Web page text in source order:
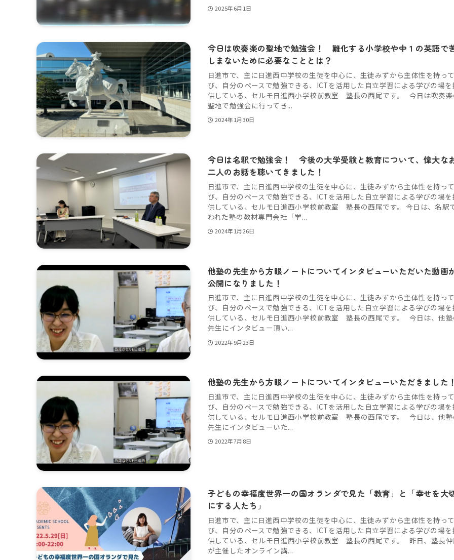
2025年6月1日
今日は吹奏楽の聖地で勉強会！ 難化する小学校や中１の英語で
しまないために必要なこととは？
日進市で、主に日進西中学校の生徒を中心に、生徒みずから主体性を持っ
び、自分のペースで勉強できる、ICTを活用した自立学習による学びの場を
供している、セルモ日進西小学校前教室 塾長の西尾です。 今日は吹奏楽
聖地で勉強会に行ってき...
2024年1月30日
今日は名駅で勉強会！ 今後の大学受験と教育について、偉大な
二人のお話を聴いてきました！
日進市で、主に日進西中学校の生徒を中心に、生徒みずから主体性を持っ
び、自分のペースで勉強できる、ICTを活用した自立学習による学びの場を
供している、セルモ日進西小学校前教室 塾長の西尾です。 今日は、名駅
われた塾の教材専門会社「学...
2024年1月26日
他塾の先生から方眼ノートについてインタビューいただいた動画
公開になりました！
日進市で、主に日進西中学校の生徒を中心に、生徒みずから主体性を持っ
び、自分のペースで勉強できる、ICTを活用した自立学習による学びの場を
供している、セルモ日進西小学校前教室 塾長の西尾です。 今日は、他塾
先生にインタビュー頂い...
2022年9月23日
他塾の先生から方眼ノートについてインタビューいただきました！
日進市で、主に日進西中学校の生徒を中心に、生徒みずから主体性を持っ
び、自分のペースで勉強できる、ICTを活用した自立学習による学びの場を
供している、セルモ日進西小学校前教室 塾長の西尾です。 今日は、他塾
先生にインタビューいた...
2022年7月8日
子どもの幸福度世界一の国オランダで見た「教育」と「幸せを大
にする人たち」
日進市で、主に日進西中学校の生徒を中心に、生徒みずから主体性を持っ
び、自分のペースで勉強できる、ICTを活用した自立学習による学びの場を
供している、セルモ日進西小学校前教室 塾長の西尾です。 昨日、塾長仲
が主催したオンライン講...